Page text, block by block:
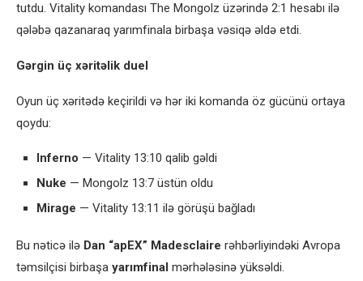
tutdu. Vitality komandası The Mongolz üzərində 2:1 hesabı ilə
qələbə qazanaraq yarımfinala birbaşa vəsiqə əldə etdi.
Gərgin üç xəritəlik duel
Oyun üç xəritədə keçirildi və hər iki komanda öz gücünü ortaya
qoydu:
Inferno — Vitality 13:10 qalib gəldi
Nuke — Mongolz 13:7 üstün oldu
Mirage — Vitality 13:11 ilə görüşü bağladı
Bu nəticə ilə Dan “apEX” Madesclaire rəhbərliyindəki Avropa
təmsilçisi birbaşa yarımfinal mərhələsinə yüksəldi.